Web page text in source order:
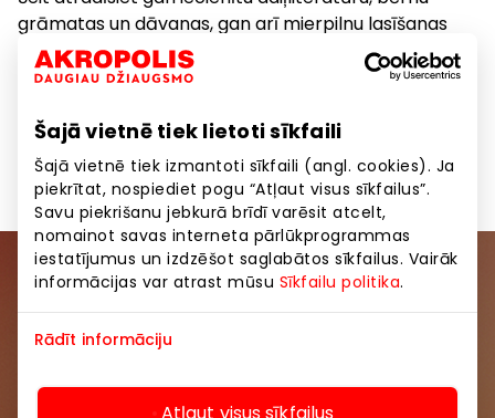
Šajā vietnē tiek lietoti sīkfaili
Šajā vietnē tiek izmantoti sīkfaili (angl. cookies). Ja
piekrītat, nospiediet pogu “Atļaut visus sīkfailus”.
Savu piekrišanu jebkurā brīdī varēsit atcelt,
nomainot savas interneta pārlūkprogrammas
iestatījumus un izdzēšot saglabātos sīkfailus. Vairāk
informācijas var atrast mūsu Sīkfailu politika.
Rādīt informāciju
grāmatas un dāvanas, gan arī mierpilnu lasīšanas
zonu.
Laipni gaidīti “Polaris” – vietā, kur satiekas stāsti!
Grāmatas, biroja preces
Pievienojieties mūsu kopienai
Uzzini pirmais par labākajiem piedāvājumiem,
izklaides centros “AKROPOLE Alfa” un “AKROPOLE